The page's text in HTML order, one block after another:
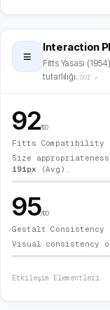
≡
Interaction
Fitts Yasası
tutarlılığı. DOI ↗
92/100
Fitts Compatibility
Size
191px (Avg).
95/100
Gestalt Consistency
Visual consistency
Etkileşim Elementleri